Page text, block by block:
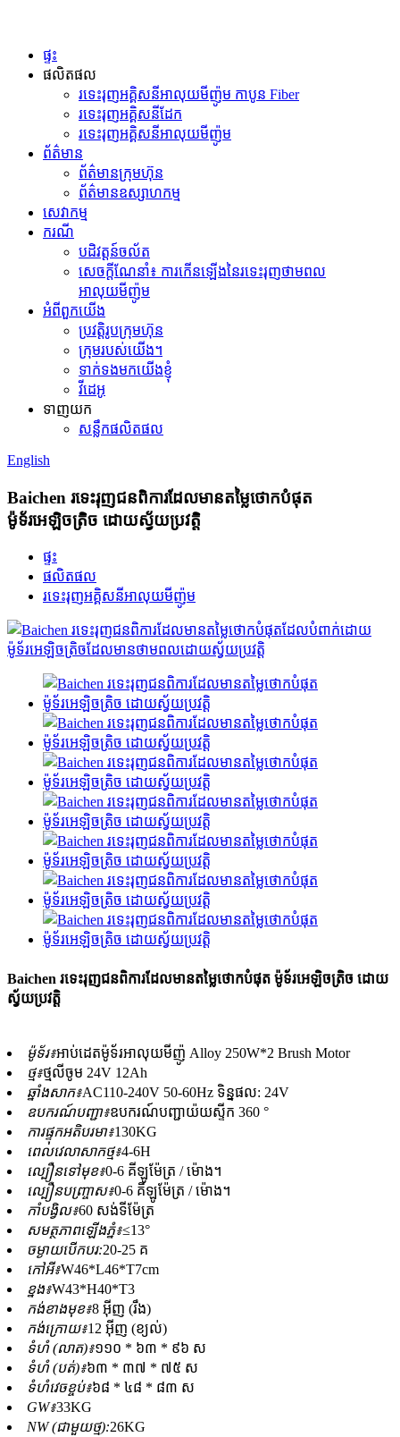
ផ្ទះ
ផលិតផល
រទេះរុញអគ្គិសនីអាលុយមីញ៉ូម កាបូន Fiber
រទេះរុញអគ្គិសនីដែក
រទេះរុញអគ្គិសនីអាលុយមីញ៉ូម
ព័ត៌មាន
ព័ត៌មានក្រុមហ៊ុន
ព័ត៌មានឧស្សាហកម្ម
សេវាកម្ម
ករណី
បដិវត្តន៍ចល័ត
សេចក្តីណែនាំ៖ ការកើនឡើងនៃរទេះរុញថាមពល
អាលុយមីញ៉ូម
អំពីពួកយើង
ប្រវត្តិរូបក្រុមហ៊ុន
ក្រុមរបស់យើង។
ទាក់ទងមកយើងខ្ញុំ
វីដេអូ
ទាញយក
សន្លឹកផលិតផល
English
Baichen រទេះរុញជនពិការដែលមានតម្លៃថោកបំផុត
ម៉ូទ័រអេឡិចត្រិច ដោយស្វ័យប្រវត្តិ
ផ្ទះ
ផលិតផល
រទេះរុញអគ្គិសនីអាលុយមីញ៉ូម
Baichen រទេះរុញជនពិការដែលមានតម្លៃថោកបំផុត ម៉ូទ័រអេឡិចត្រិច ដោយ
ស្វ័យប្រវត្តិ
ម៉ូទ័រ៖អាប់ដេត​ម៉ូទ័រ​អាលុយមីញ៉ូ Alloy 250W*2 Brush Motor
ថ្ម៖ថ្មលីចូម 24V 12Ah
ឆ្នាំងសាក៖AC110-240V 50-60Hz ទិន្នផល: 24V
ឧបករណ៍បញ្ជា៖ឧបករណ៍បញ្ជាយ៉យស្ទីក 360 °
ការផ្ទុកអតិបរមា៖130KG
ពេលវេលាសាកថ្ម៖4-6H
ល្បឿនទៅមុខ៖0-6 គីឡូម៉ែត្រ / ម៉ោង។
ល្បឿនបញ្ច្រាស៖0-6 គីឡូម៉ែត្រ / ម៉ោង។
កាំបង្វិល៖60 សង់ទីម៉ែត្រ
សមត្ថភាពឡើងភ្នំ៖≤13°
ចម្ងាយបើកបរ:20-25 គ
កៅអី៖W46*L46*T7cm
ខ្នង៖W43*H40*T3
កង់ខាងមុខ៖8 អ៊ីញ (រឹង)
កង់ក្រោយ៖12 អ៊ីញ (ខ្យល់)
ទំហំ (លាត)៖១១០ * ៦៣ * ៩៦ ស
ទំហំ (បត់)៖៦៣ * ៣៧ * ៧៥ ស
ទំហំវេចខ្ចប់៖៦៨ * ៤៨ * ៨៣ ស
GW៖33KG
NW (ជាមួយថ្ម):26KG